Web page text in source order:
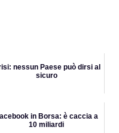
nessun Paese può dirsi al
sicuro
in Borsa: è caccia a
10 miliardi